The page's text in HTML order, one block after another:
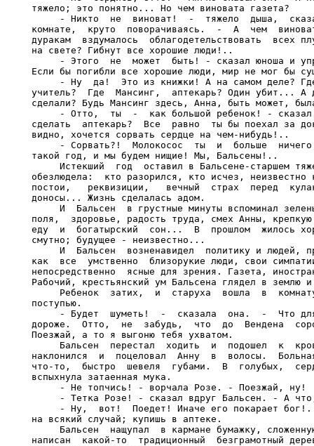
тяжело; это понятно... Но чем виновата газета?
- Никто  не  виноват!  -  тяжело  дыша,
комнате,  круто  поворачиваясь.  -  А  чем
дуракам  вздумалось  облагодетельствовать  всех
на свете? Гибнут все хорошие люди!..
- Этого  не  может  быть! - сказал юноша и
Если бы погибли все хорошие люди, мир не мог бы
- Ну  да!  Это из книжки! А на самом деле?
учитель?  Где  Мансинг,  аптекарь? Один убит... А
сделали? Будь Мансинг здесь, Анна, быть может,
- Отто,  ты  -  как большой ребенок! -
сделать  аптекарь?  Все  равно  ты бы поехал за
видно, хочется сорвать сердце на чем-нибудь!..
- Сорвать?!  Молокосос  ты  и  больше
такой год, и мы будем нищие! Мы, Бальсены!..
Истекший  год  оставил в Бальсене-старшем
обезлюдела:  кто разорился, кто исчез, неизвестно
постои,   реквизиции,   вечный  страх  перед
доносы... Жизнь сделалась адом.
И  Бальсен  в грустные минуты вспоминал
поля,  здоровье, радость труда, смех Анны, крепкую
еду  и  богатырский  сон...  В  прошлом  жилось
смутно; будущее - неизвестно...
И  Бальсен  возненавидел  политику и людей,
как  все  умственно  близорукие люди, свои
непосредственно  ясные для зрения. Газета,
Рабочий, крестьянский ум Бальсена глядел в землю
Ребенок  затих,  и  старуха  вошла  в
поступью.
- Будет  шуметь!  -  сказала  она.  -  Что
дороже.  Отто,  не  забудь,  что  до  Вендена
Поезжай, а то я выгоню тебя ухватом.
Бальсен  перестал  ходить  и  подошел  к
наклонился  и  поцеловал  Анну  в  волосы.
что-то,  быстро  шевеля  губами.  В  голубых,
вспыхнула затаенная мука.
     - Не топчись! - ворчала Розе. - Поезжай, ну!
- Тетка Розе! - сказал вдруг Бальсен. - А
- Ну,  вот!  Поедет! Иначе его покарает
на всякий случай; купишь в аптеке.
Бальсен  нащупал  в кармане бумажку,
написан  какой-то  традиционный  безграмотный